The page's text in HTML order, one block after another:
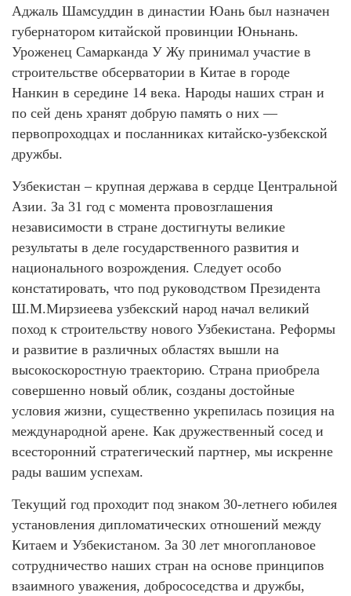
Аджаль Шамсуддин в династии Юань был назначен
губернатором китайской провинции Юньнань.
Уроженец Самарканда У Жу принимал участие в
строительстве обсерватории в Китае в городе
Нанкин в середине 14 века. Народы наших стран и
по сей день хранят добрую память о них —
первопроходцах и посланниках китайско-узбекской
дружбы.
Узбекистан – крупная держава в сердце Центральной
Азии. За 31 год с момента провозглашения
независимости в стране достигнуты великие
результаты в деле государственного развития и
национального возрождения. Следует особо
констатировать, что под руководством Президента
Ш.М.Мирзиеева узбекский народ начал великий
поход к строительству нового Узбекистана. Реформы
и развитие в различных областях вышли на
высокоскоростную траекторию. Страна приобрела
совершенно новый облик, созданы достойные
условия жизни, существенно укрепилась позиция на
международной арене. Как дружественный сосед и
всесторонний стратегический партнер, мы искренне
рады вашим успехам.
Текущий год проходит под знаком 30-летнего юбилея
установления дипломатических отношений между
Китаем и Узбекистаном. За 30 лет многоплановое
сотрудничество наших стран на основе принципов
взаимного уважения, добрососедства и дружбы,